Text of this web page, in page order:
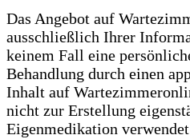
Das Angebot auf
ausschließlich Ihrer
keinem Fall eine
Behandlung durch einen
Inhalt auf
nicht zur Erstellung
Eigenmedikation